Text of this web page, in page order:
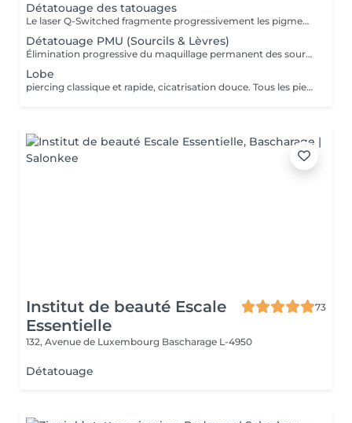
Détatouage des tatouages
Le laser Q-Switched fragmente progressivement les pigments du tatouage afin que l'organisme les élimine naturellement. Tatouages noirs Tatouages rouges Tatouages bleus Certains pigments colorés (selon leur composition) En moyenne 4 à 10 séances, espacées de 6 à 8 semaines, sont nécessaires. À LIRE AVANT VOTRE SÉANCE Évitez toute exposition au soleil et aux UV pendant les 2 semaines avant et après la séance. Informez-nous si vous prenez un traitement photosensibilisant. Traitement contre-indiqué pendant la grossesse. Le traitement ne peut pas être réalisé sur une peau infectée, brûlée ou présentant une plaie. Ne pas appliquer de rétinol, d'acides exfoliants ou de produits irritants sur la zone avant et après le traitement. Respectez un délai minimum de 6 à 8 semaines entre chaque séance.
Détatouage PMU (Sourcils & Lèvres)
Élimination progressive du maquillage permanent des sourcils et des lèvres à l'aide d'un laser Q-Switched. Le nombre de séances dépend de: la couleur du pigment la profondeur d'implantation l'ancienneté du maquillage permanent la réaction individuelle de la peau 17 En moyenne 3 à 8 séances, espacées de 6 à 8 semaines, sont nécessaires. À LIRE AVANT VOTRE SÉANCE Évitez toute exposition au soleil et aux UV pendant les 2 semaines avant et après la séance. Informez-nous si vous prenez un traitement photosensibilisant. Traitement contre-indiqué pendant la grossesse. Le traitement ne peut pas être réalisé sur une peau infectée, brûlée ou présentant une plaie. Ne pas appliquer de rétinol, d'acides exfoliants ou de produits irritants sur la zone avant et après le traitement. Respectez un délai minimum de 6 à 8 semaines entre chaque séance.
Lobe
piercing classique et rapide, cicatrisation douce. Tous les piercings sont réalisés dans le respect strict des normes d'hygiène, de sécurité et de la législation luxembourgeoise. Le matériel est stérilisé en autoclave, les gants et instruments sont à usage unique, et les bijoux utilisés sont en titane chirurgical hypoallergénique, conforme aux normes européennes. Chaque prestation comprend : *la désinfection complète de la zone, *la pose professionnelle, *les conseils personnalisés de soins et cicatrisation. Âge minimum Règlement au Luxembourg : Le piercing est autorisé à partir de 16 ans. Entre 16 et 18 ans, le client doit être accompagné d'un parent ou tuteur légal pour signer une autorisation écrite avant la séance. Aucun piercing n'est effectué en dessous de 16 ans, sans exception. Avant la séance : Ne pas consommer d'alcool, de caféine ni de médicaments fluidifiant le sang (aspirine, ibuprofène, etc.) pendant 24 h. Avoir bien mangé et dormi avant la séance. La peau doit être propre, sans maquillage ni crème. Après la séance : Ne pas toucher le piercing avec les mains sales. Nettoyer la zone 2 fois par jour avec une solution saline stérile. Éviter piscine, sauna, mer, maquillage ou parfum pendant 10 à 15 jours. Ne jamais tourner ni retirer le bijou avant la cicatrisation complète. Contre-indications : Grossesse, allaitement, diabète non stabilisé. Maladies de la peau ou infections locales. Traitements anticoagulants, immunosuppresseurs ou antibiotiques en cours. Allergies connues aux métaux.
Institut de beauté Escale
Essentielle
73
132, Avenue de Luxembourg Bascharage L-4950
Détatouage